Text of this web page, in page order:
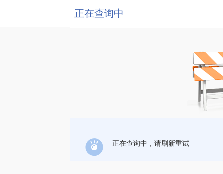
正在查询中
正在查询中，请刷新重试